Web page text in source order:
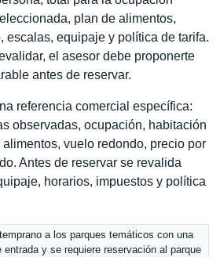
plan de alimentos,
escalas, equipaje y política de tarifa.
el asesor debe proponerte
antes de reservar.
referencia comercial específica:
observadas, ocupación, habitación
vuelo redondo, precio por
Antes de reservar se revalida
horarios, impuestos y política
a los parques temáticos con una
y se requiere reservación al parque